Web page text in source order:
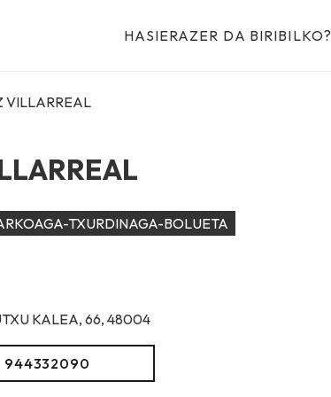
HASIERAZER DA BIRIBILKO?
VILLARREAL
TXURDINAGA-BOLUETA
KALEA, 66, 48004
944332090